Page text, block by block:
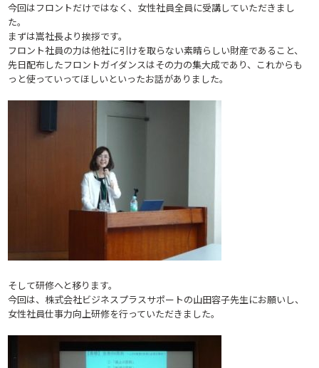
今回はフロントだけではなく、女性社員全員に受講していただきまし
た。
まずは嵩社長より挨拶です。
フロント社員の力は他社に引けを取らない素晴らしい財産であること、
先日配布したフロントガイダンスはその力の集大成であり、これからも
っと使っていってほしいといったお話がありました。
そして研修へと移ります。
今回は、株式会社ビジネスプラスサポートの山田容子先生にお願いし、
女性社員仕事力向上研修を行っていただきました。